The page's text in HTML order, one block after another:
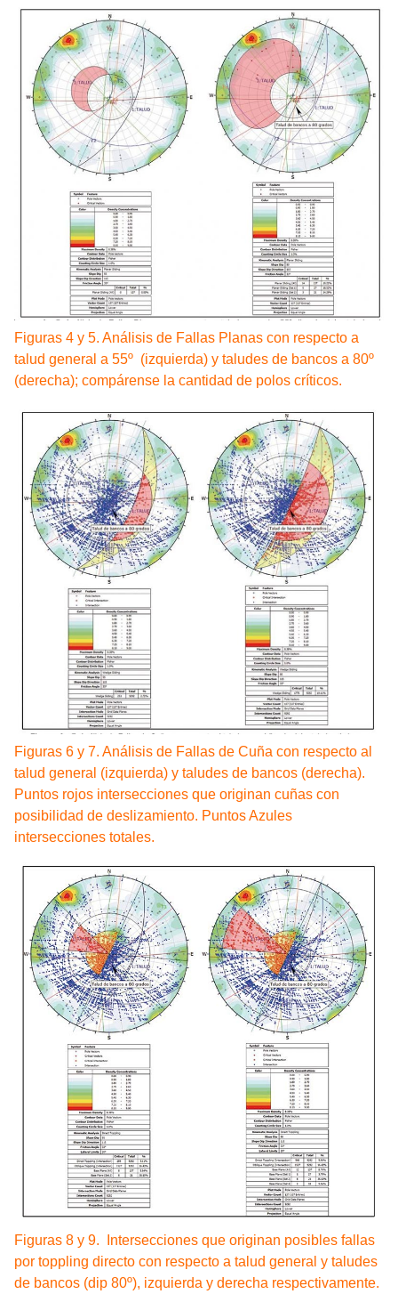
Figuras 4 y 5. Análisis de Fallas Planas con respecto a
talud general a 55º (izquierda) y taludes de bancos a 80º
(derecha); compárense la cantidad de polos críticos.
Figuras 6 y 7. Análisis de Fallas de Cuña con respecto al
talud general (izquierda) y taludes de bancos (derecha).
Puntos rojos intersecciones que originan cuñas con
posibilidad de deslizamiento. Puntos Azules
intersecciones totales.
Figuras 8 y 9. Intersecciones que originan posibles fallas
por toppling directo con respecto a talud general y taludes
de bancos (dip 80º), izquierda y derecha respectivamente.